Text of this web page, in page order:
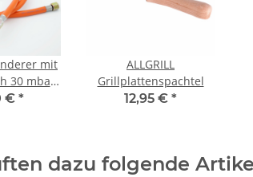
mit
30 mbar
€ *
ALLGRILL
Grillplattenspachtel
12,95 € *
dazu folgende